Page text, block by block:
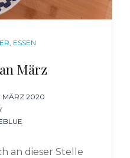
ESSEN
März
MÄRZ 2020
an dieser Stelle